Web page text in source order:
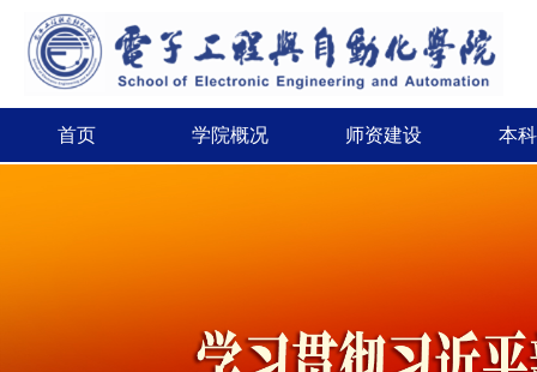
首页 学院概况 师资建设 本